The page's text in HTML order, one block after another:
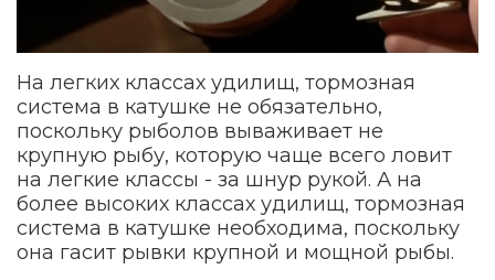
На легких классах удилищ, тормозная
система в катушке не обязательно,
поскольку рыболов вываживает не
крупную рыбу, которую чаще всего ловит
на легкие классы - за шнур рукой. А на
более высоких классах удилищ, тормозная
система в катушке необходима, поскольку
она гасит рывки крупной и мощной рыбы.